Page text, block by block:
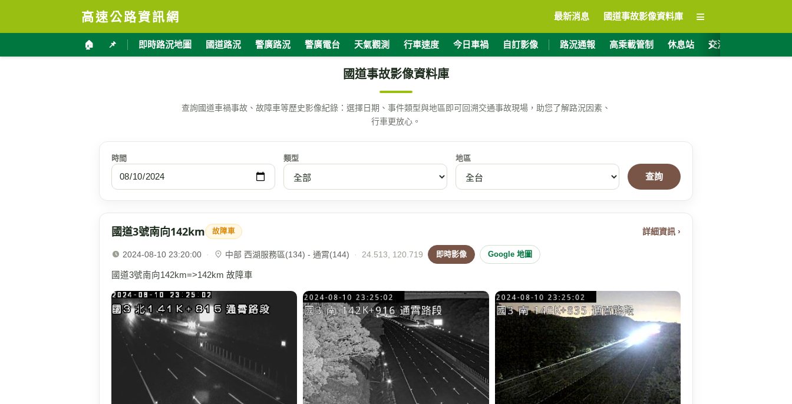
高速公路資訊網 最新消息 國道事故影像資料庫 ≡
🏠 📌 即時路況地圖 國道路況 警廣路況 警廣電台 天氣觀測 行車速度 今日車禍 自訂影像 路況通報 高乘載管制 休息站 交流道資訊
›
國道事故影像資料庫
查詢國道車禍事故、故障車等歷史影像紀錄：選擇日期、事件類型與地區即可回溯交通事故現場，助您了解路況因素、
行車更放心。
時間 類型 地區
查詢
國道3號南向142km 故障車 詳細資訊 ›
2024-08-10 23:20:00 · 中部 西湖服務區(134) - 通霄(144) · 24.513, 120.719 即時影像 Google 地圖
國道3號南向142km=>142km 故障車